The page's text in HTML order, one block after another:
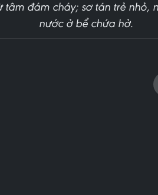
tâm đám cháy; sơ tán trẻ
nước ở bể chứa hở.